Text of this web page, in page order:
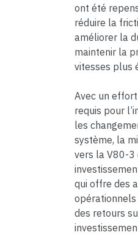
ont été
réduire la
améliorer la
maintenir la
vitesses plus
Avec un
requis pour
les
système, la
vers la V80-3
qui offre des
des retours